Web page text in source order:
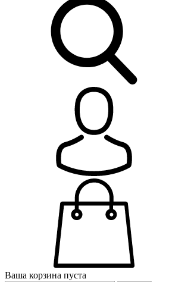
Ваша корзина пуста